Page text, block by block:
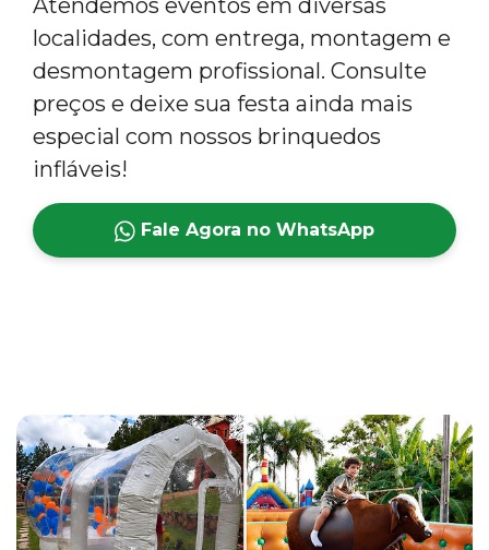
Atendemos eventos em diversas
localidades, com entrega, montagem e
desmontagem profissional. Consulte
preços e deixe sua festa ainda mais
especial com nossos brinquedos
infláveis!
Fale Agora no WhatsApp